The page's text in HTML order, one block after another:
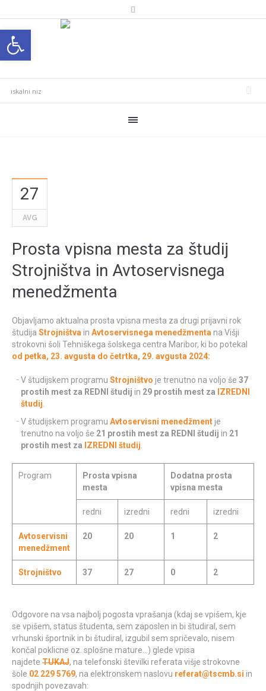
Open toolbar
27
AVG
Prosta vpisna mesta za študij
Strojništva in Avtoservisnega
menedžmenta
Objavljamo aktualna prosta vpisna mesta za drugi prijavni rok
študija Strojništva in Avtoservisnega menedžmenta na Višji
strokovni šoli Tehniškega šolskega centra Maribor, ki bo potekal
od petka, 23. avgusta do četrtka, 29. avgusta 2024:
V študijskem programu Strojništvo je trenutno na voljo še 37
prostih mest za REDNI študij in 29 prostih mest za IZREDNI
študij
V študijskem programu Avtoservisni menedžmentje
trenutno na voljo še 21 prostih mest za REDNI študij in 21
prostih mest za IZREDNI študij
Program
Prosta vpisna
mesta
Dodatna prosta
vpisna mesta
redni izredni redni izredni
Avtoservisni
menedžment
20 20 1 2
Strojništvo 37 27 0 2
Odgovore na vsa najbolj pogosta vprašanja (kdaj se vpišem, kje
se vpišem, status študenta, sem zaposlen in bi študiral, sem
vrhunski športnik in bi študiral, izgubil sem spričevalo, nisem
končal poklicne oz. splošne mature…) glede vpisa
najdete TUKAJ, na telefonski številki referata višje strokovne
šole 02 229 5769, na elektronskem naslovu referat@tscmb.si in
spodnjih povezavah: